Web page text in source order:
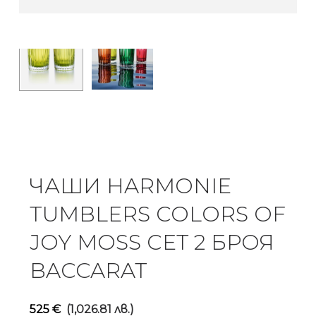
ЧАШИ HARMONIE
TUMBLERS COLORS OF
JOY MOSS СЕТ 2 БРОЯ
BACCARAT
525 € (1,026.81 лв.)